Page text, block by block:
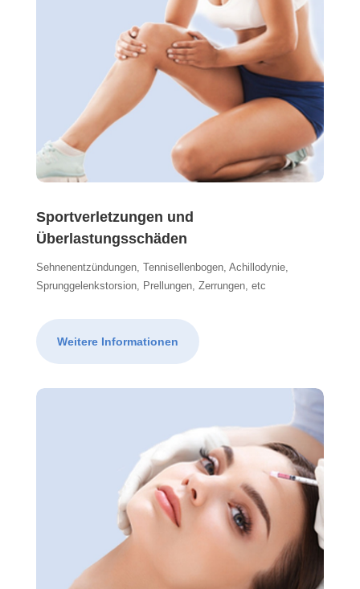
Sportverletzungen und
Überlastungsschäden
Sehnenentzündungen, Tennisellenbogen, Achillodynie,
Sprunggelenkstorsion, Prellungen, Zerrungen, etc
Weitere Informationen